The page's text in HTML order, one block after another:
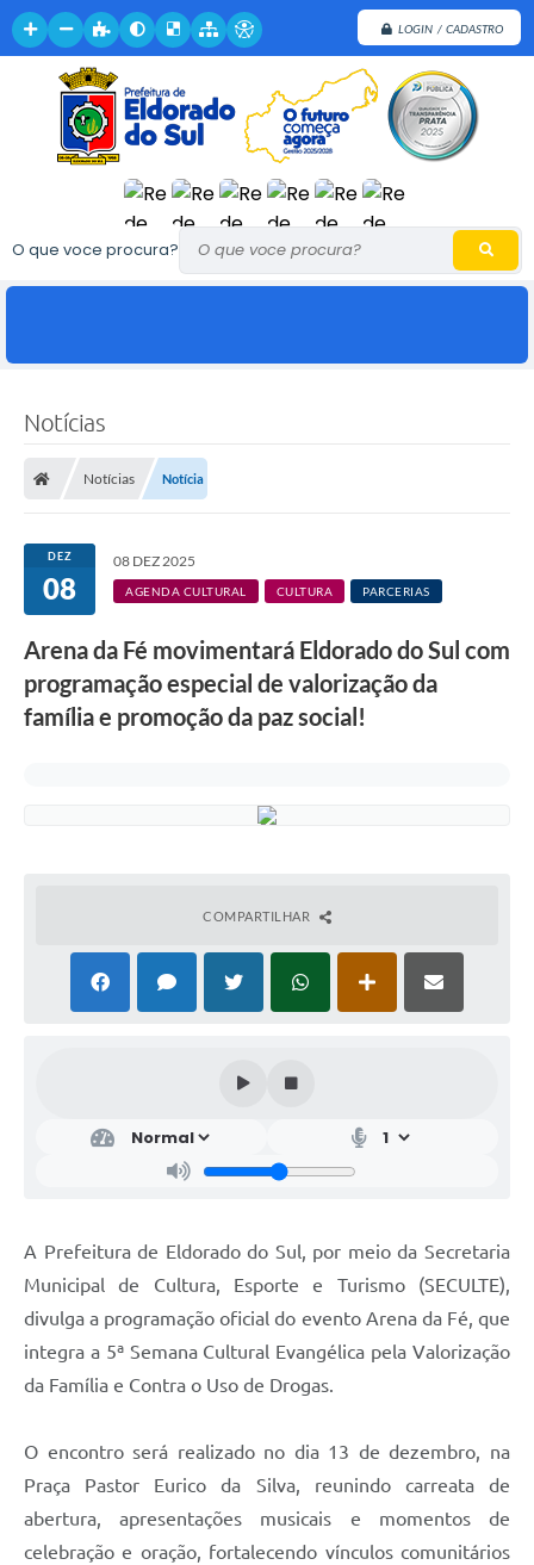
LOGIN / CADASTRO
O que voce procura?
Notícias
Notícias Notícia
DEZ
08
08 DEZ 2025
AGENDA CULTURAL CULTURA PARCERIAS
Arena da Fé movimentará Eldorado do Sul com
programação especial de valorização da
família e promoção da paz social!
COMPARTILHAR
A Prefeitura de Eldorado do Sul, por meio da Secretaria
Municipal de Cultura, Esporte e Turismo (SECULTE),
divulga a programação oficial do evento Arena da Fé, que
integra a 5ª Semana Cultural Evangélica pela Valorização
da Família e Contra o Uso de Drogas.
O encontro será realizado no dia 13 de dezembro, na
Praça Pastor Eurico da Silva, reunindo carreata de
abertura, apresentações musicais e momentos de
celebração e oração, fortalecendo vínculos comunitários